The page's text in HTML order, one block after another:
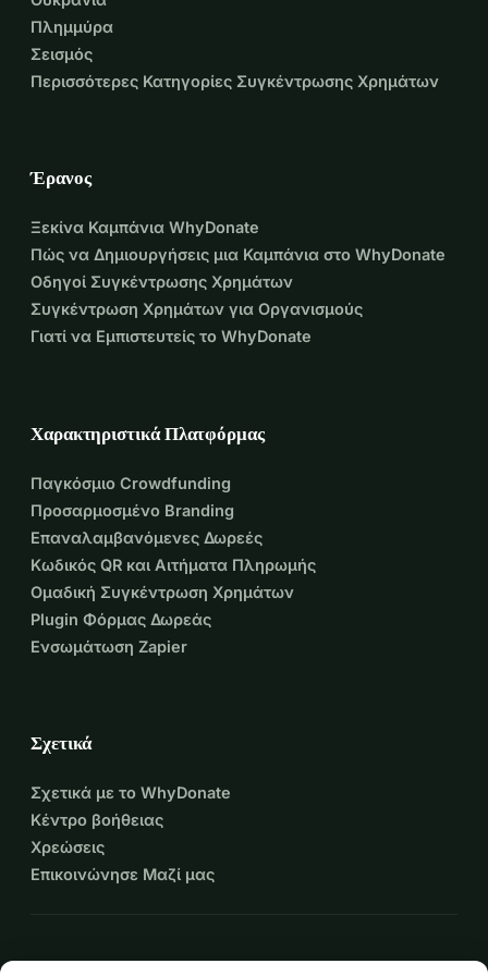
Πλημμύρα
Σεισμός
Περισσότερες Κατηγορίες Συγκέντρωσης Χρημάτων
Έρανος
Ξεκίνα Καμπάνια WhyDonate
Πώς να Δημιουργήσεις μια Καμπάνια στο WhyDonate
Οδηγοί Συγκέντρωσης Χρημάτων
Συγκέντρωση Χρημάτων για Οργανισμούς
Γιατί να Εμπιστευτείς το WhyDonate
Χαρακτηριστικά Πλατφόρμας
Παγκόσμιο Crowdfunding
Προσαρμοσμένο Branding
Επαναλαμβανόμενες Δωρεές
Κωδικός QR και Αιτήματα Πληρωμής
Ομαδική Συγκέντρωση Χρημάτων
Plugin Φόρμας Δωρεάς
Ενσωμάτωση Zapier
Σχετικά
Σχετικά με το WhyDonate
Κέντρο βοήθειας
Χρεώσεις
Επικοινώνησε Μαζί μας